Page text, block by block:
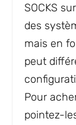
SOCKS
des
mais en
peut
Pour
pointez-